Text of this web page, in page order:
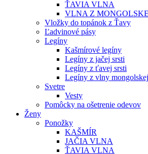
ŤAVIA VLNA
VLNA Z
Vložky do topánok z Ťavy
Ľadvinové pásy
Legíny
Kašmírové legíny
Legíny z jačej srsti
Legíny z ťavej srsti
Legíny z vlny
Svetre
Vesty
Pomôcky na ošetrenie odevov
Ženy
Ponožky
KAŠMÍR
JAČIA VLNA
ŤAVIA VLNA